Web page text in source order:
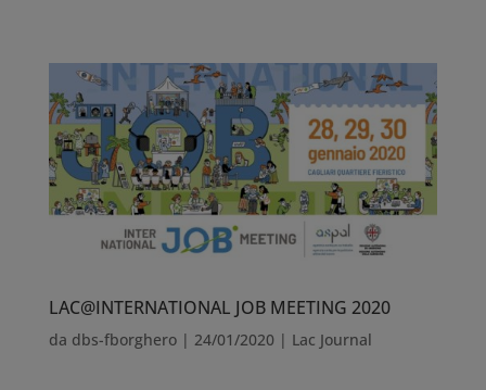
LAC@INTERNATIONAL JOB MEETING 2020
da dbs-fborghero| 24/01/2020| Lac Journal